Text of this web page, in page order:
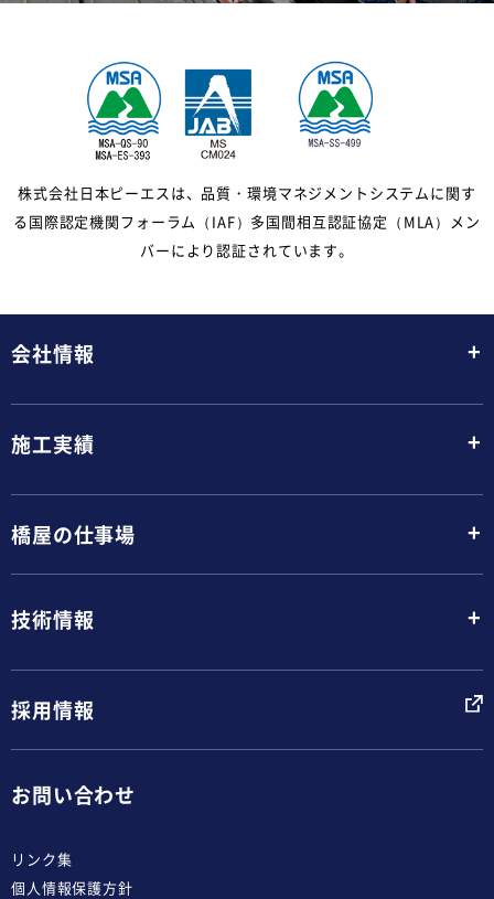
株式会社日本ピーエスは、品質・環境マネジメントシステムに関す
る国際認定機関フォーラム（IAF）多国間相互認証協定（MLA）メン
バーにより認証されています。
会社情報 +
施工実績 +
橋屋の仕事場 +
技術情報 +
採用情報
お問い合わせ
リンク集
個人情報保護方針